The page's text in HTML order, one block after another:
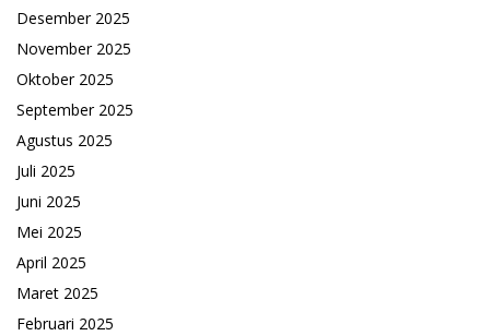
Desember 2025
November 2025
Oktober 2025
September 2025
Agustus 2025
Juli 2025
Juni 2025
Mei 2025
April 2025
Maret 2025
Februari 2025